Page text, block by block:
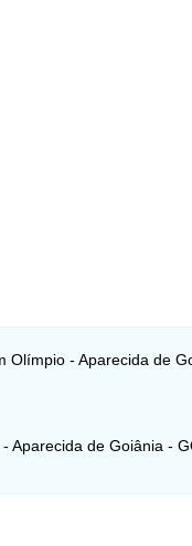
Olímpio - Aparecida de
Aparecida de Goiânia -